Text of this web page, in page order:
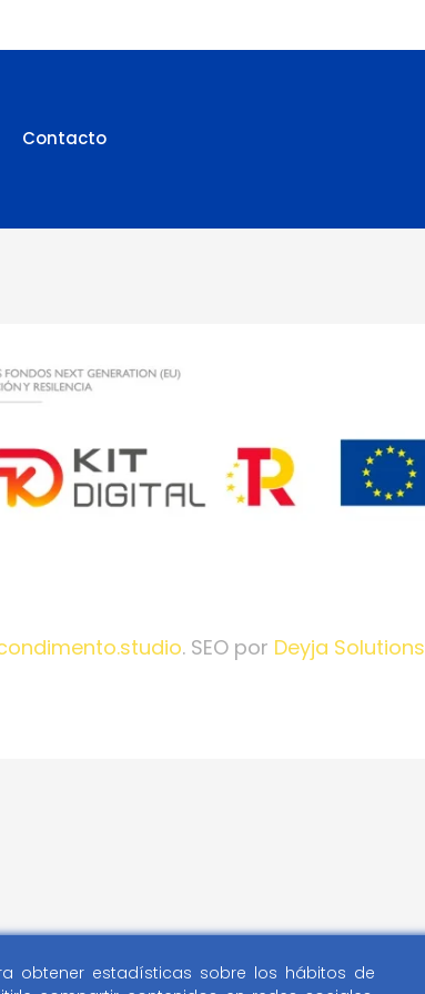
Contacto
. SEO por Deyja Solutions
obtener estadísticas sobre los hábitos de